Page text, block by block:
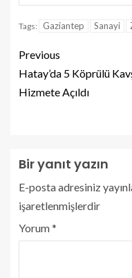
Tags: Gaziantep Sanayi
Previous
Hatay’da 5 Köprülü
Hizmete Açıldı
Bir yanıt yazın
E-posta adresiniz
işaretlenmişlerdir
Yorum*